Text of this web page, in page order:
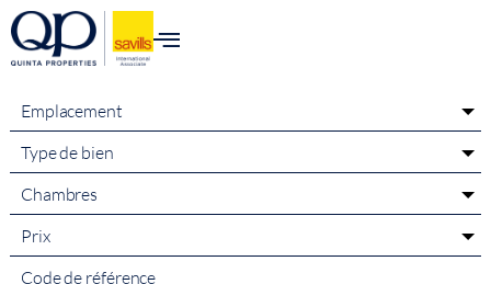
content
Emplacement
Type de bien
Chambres
Prix